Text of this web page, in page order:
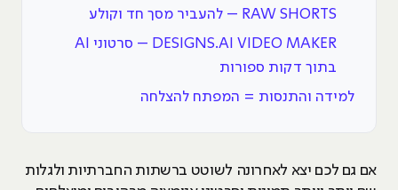
RAW SHORTS – להעביר מסך חד וקולע
DESIGNS.AI VIDEO MAKER – סרטוני AI
בתוך דקות ספורות
למידה והתנסות = המפתח להצלחה
אם גם לכם יצא לאחרונה לשוטט ברשתות החברתיות ולגלות